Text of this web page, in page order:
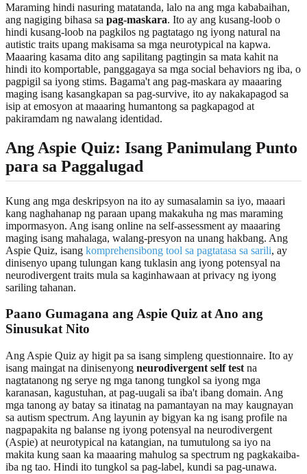
Maraming hindi nasuring matatanda, lalo na ang mga kababaihan,
ang nagiging bihasa sa pag-maskara. Ito ay ang kusang-loob o
hindi kusang-loob na pagkilos ng pagtatago ng iyong natural na
autistic traits upang makisama sa mga neurotypical na kapwa.
Maaaring kasama dito ang sapilitang pagtingin sa mata kahit na
hindi ito komportable, panggagaya sa mga social behaviors ng iba, o
pagpigil sa iyong stims. Bagama't ang pag-maskara ay maaaring
maging isang kasangkapan sa pag-survive, ito ay nakakapagod sa
isip at emosyon at maaaring humantong sa pagkapagod at
pakiramdam ng nawalang identidad.
Ang Aspie Quiz: Isang Panimulang Punto
para sa Paggalugad
Kung ang mga deskripsyon na ito ay sumasalamin sa iyo, maaari
kang naghahanap ng paraan upang makakuha ng mas maraming
impormasyon. Ang isang online na self-assessment ay maaaring
maging isang mahalaga, walang-presyon na unang hakbang. Ang
Aspie Quiz, isang komprehensibong tool sa pagtatasa sa sarili, ay
dinisenyo upang tulungan kang tuklasin ang iyong potensyal na
neurodivergent traits mula sa kaginhawaan at privacy ng iyong
sariling tahanan.
Paano Gumagana ang Aspie Quiz at Ano ang
Sinusukat Nito
Ang Aspie Quiz ay higit pa sa isang simpleng questionnaire. Ito ay
isang maingat na dinisenyong neurodivergent self test na
nagtatanong ng serye ng mga tanong tungkol sa iyong mga
karanasan, kagustuhan, at pag-uugali sa iba't ibang domain. Ang
mga tanong ay batay sa itinatag na pamantayan na may kaugnayan
sa autism spectrum. Ang layunin ay bigyan ka ng isang profile na
nagpapakita ng balanse ng iyong potensyal na neurodivergent
(Aspie) at neurotypical na katangian, na tumutulong sa iyo na
makita kung saan ka maaaring mahulog sa spectrum ng pagkakaiba-
iba ng tao. Hindi ito tungkol sa pag-label, kundi sa pag-unawa.